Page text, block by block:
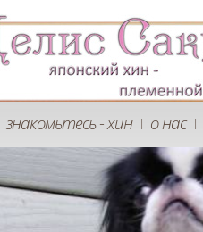
знакомьтесь - хин | о нас |